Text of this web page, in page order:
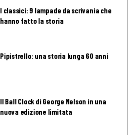
I classici: 9 lampade da scrivania che
hanno fatto la storia
Pipistrello: una storia lunga 60 anni
Il Ball Clock di George Nelson in una
nuova edizione limitata